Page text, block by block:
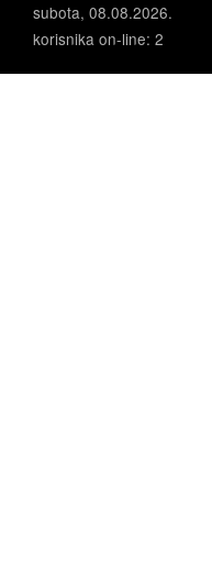
subota, 08.08.2026.
korisnika on-line: 2